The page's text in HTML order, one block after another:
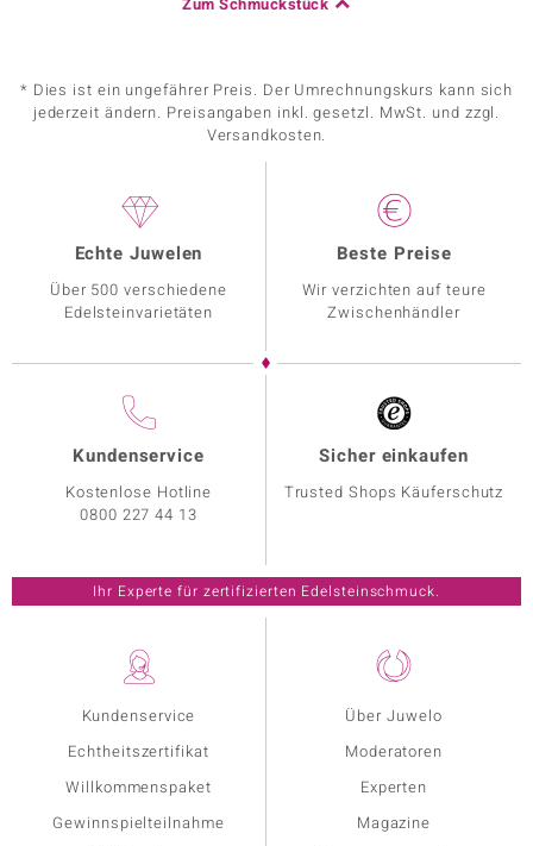
* Dies ist ein ungefährer Preis. Der Umrechnungskurs kann sich
jederzeit ändern. Preisangaben inkl. gesetzl. MwSt. und zzgl.
Versandkosten.
Kundenservice
Echtheitszertifikat
Willkommenspaket
Gewinnspielteilnahme
Über Juwelo
Moderatoren
Experten
Magazine
Echte Juwelen
Über 500 verschiedene
Edelsteinvarietäten
Beste Preise
Wir verzichten auf teure
Zwischenhändler
Kundenservice
Kostenlose Hotline
0800 227 44 13
Sicher einkaufen
Trusted Shops Käuferschutz
Ihr Experte für zertifizierten Edelsteinschmuck.